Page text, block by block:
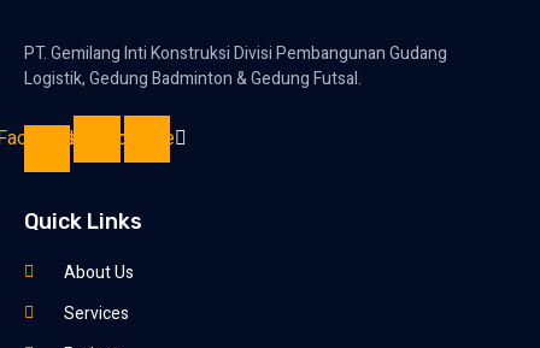
PT. Gemilang Inti Konstruksi Divisi Pembangunan Gudang
Logistik, Gedung Badminton & Gedung Futsal.
InstagramYoutube
Quick Links
About Us
Services